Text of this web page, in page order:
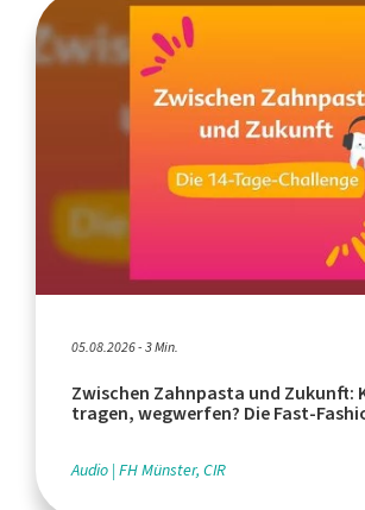
05.08.2026 - 3 Min.
Zwischen Zahnpasta und Zukunft:
tragen, wegwerfen? Die Fast-
Audio FH Münster, CIR